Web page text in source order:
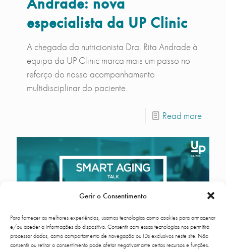
Gerir o Consentimento
Para fornecer as melhores experiências, usamos tecnologias como cookies para armazenar
e/ou aceder a informações do dispositivo. Consentir com essas tecnologias nos permitirá
processar dados, como comportamento de navegação ou IDs exclusivos neste site. Não
consentir ou retirar o consentimento pode afetar negativamante certos recursos e funções.
especialista da UP Clinic
A chegada da nutricionista Dra. Rita Andrade à
equipa da UP Clinic marca mais um passo no
reforço do nosso acompanhamento
multidisciplinar do paciente.
Read more